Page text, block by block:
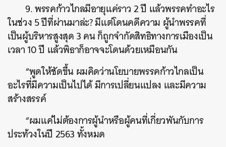
9. พรรคก้าวไกลมีอายุแค่ราว 2 ปี แล้วพรรคทำอะไร
ในช่วง 5 ปีที่ผ่านมาล่ะ? มีแต่โดนคดีความ ผู้นำพรรคที่
เป็นผู้บริหารสูงสุด 3 คน ก็ถูกจำกัดสิทธิทางการเมืองเป็น
เวลา 10 ปี แล้วพิธาก็อาจจะโดนด้วยเหมือนกัน
“พูดให้ชัดขึ้น ผมคิดว่านโยบายพรรคก้าวไกลเป็น
อะไรที่มีความเป็นไปได้ มีการเปลี่ยนแปลง และมีความ
สร้างสรรค์
“ผมแค่ไม่ต้องการผู้นำหรือผู้คนที่เกี่ยวพันกับการ
ประท้วงในปี 2563 ทั้งหมด
ค้นหา